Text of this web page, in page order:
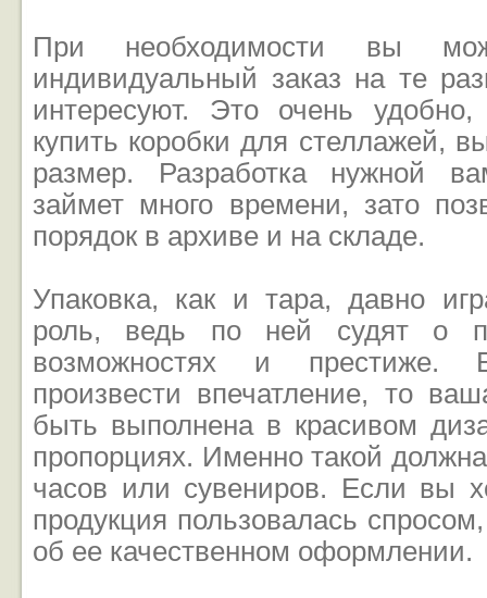
При необходимости вы
индивидуальный заказ на те
интересуют. Это очень
купить коробки для стеллажей,
размер. Разработка нужной
займет много времени, зато
порядок в архиве и на складе.
Упаковка, как и тара, давно
роль, ведь по ней судят о
возможностях и престиже.
произвести впечатление, то
быть выполнена в красивом
пропорциях. Именно такой
часов или сувениров. Если вы
продукция пользовалась
об ее качественном оформлении.